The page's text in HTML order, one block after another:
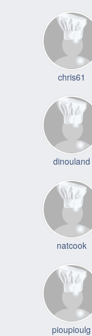
chris61
dinouland
natcook
pioupioulg